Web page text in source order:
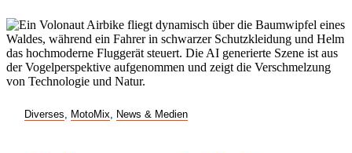
Diverses MotoMix News & Medien